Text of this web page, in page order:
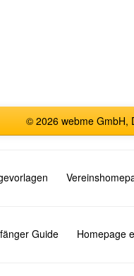
© 2026 webme GmbH,
Guide Homepage